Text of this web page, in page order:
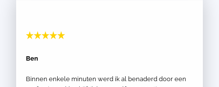
Ben
Binnen enkele minuten werd ik al benaderd door een